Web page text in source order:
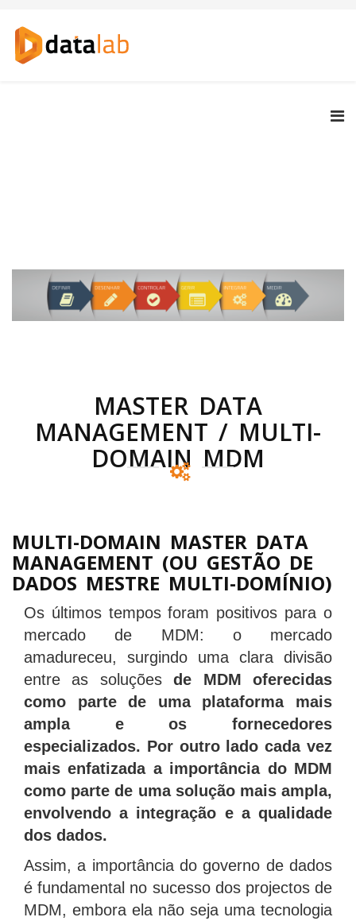
MASTER DATA
MANAGEMENT / MULTI-
DOMAIN MDM
MULTI-DOMAIN MASTER DATA
MANAGEMENT (OU GESTÃO DE
DADOS MESTRE MULTI-DOMÍNIO)
Os últimos tempos foram positivos para o
mercado de MDM: o mercado
amadureceu, surgindo uma clara divisão
entre as soluçõesde MDM oferecidas
como parte de uma plataforma mais
ampla e os fornecedores
especializados. Por outro lado cada vez
mais enfatizada a importância do MDM
como parte de uma solução mais ampla,
envolvendo a integração e a qualidade
dos dados.
Assim, a importância do governo de dados
é fundamental no sucesso dos projectos de
MDM, embora ela não seja uma tecnologia